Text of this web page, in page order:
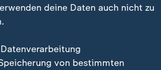
deine Daten auch nicht zu
von bestimmten